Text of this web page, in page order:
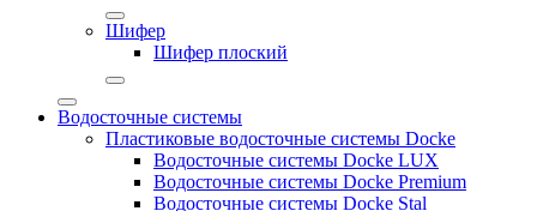
Шифер
Шифер плоский
Водосточные системы
Пластиковые водосточные системы Docke
Водосточные системы Docke LUX
Водосточные системы Docke Premium
Водосточные системы Docke Stal